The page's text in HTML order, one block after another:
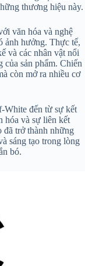
thương hiệu này.
văn hóa và nghệ
ảnh hưởng. Thực tế,
và các nhân vật nổi
sản phẩm. Chiến
còn mở ra nhiều cơ
White đến từ sự kết
hóa và sự liên kết
đã trở thành những
sáng tạo trong lòng
bó.